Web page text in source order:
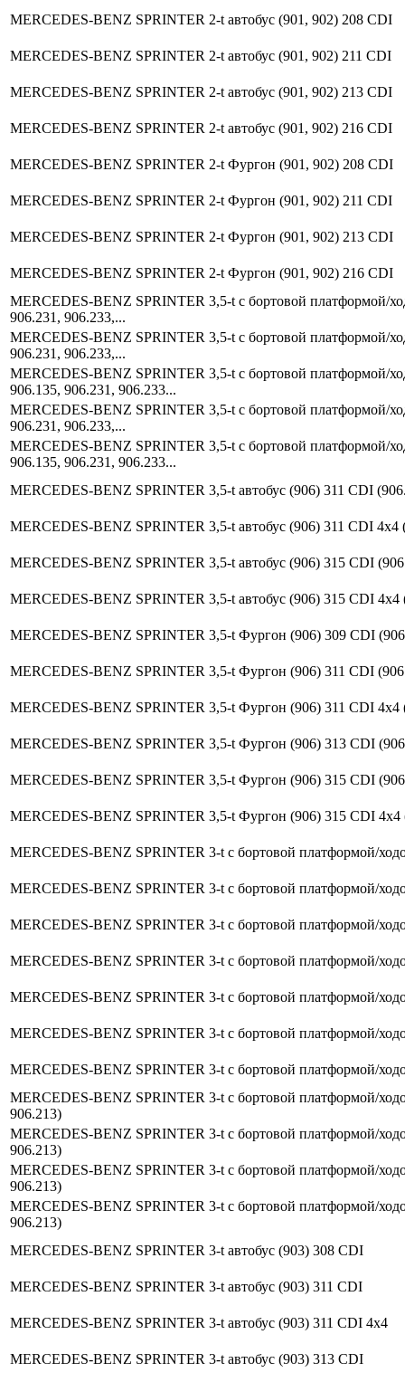
MERCEDES-BENZ SPRINTER 2-t автобус (901, 902) 208 CDI
MERCEDES-BENZ SPRINTER 2-t автобус (901, 902) 211 CDI
MERCEDES-BENZ SPRINTER 2-t автобус (901, 902) 213 CDI
MERCEDES-BENZ SPRINTER 2-t автобус (901, 902) 216 CDI
MERCEDES-BENZ SPRINTER 2-t Фургон (901, 902) 208 CDI
MERCEDES-BENZ SPRINTER 2-t Фургон (901, 902) 211 CDI
MERCEDES-BENZ SPRINTER 2-t Фургон (901, 902) 213 CDI
MERCEDES-BENZ SPRINTER 2-t Фургон (901, 902) 216 CDI
MERCEDES-BENZ SPRINTER 3,5-t c бортовой платформой/
906.231, 906.233,...
MERCEDES-BENZ SPRINTER 3,5-t c бортовой платформой/
906.231, 906.233,...
MERCEDES-BENZ SPRINTER 3,5-t c бортовой платформой/
906.135, 906.231, 906.233...
MERCEDES-BENZ SPRINTER 3,5-t c бортовой платформой/
906.231, 906.233,...
MERCEDES-BENZ SPRINTER 3,5-t c бортовой платформой/
906.135, 906.231, 906.233...
MERCEDES-BENZ SPRINTER 3,5-t автобус (906) 311 CDI
MERCEDES-BENZ SPRINTER 3,5-t автобус (906) 311 CDI 4x4
MERCEDES-BENZ SPRINTER 3,5-t автобус (906) 315 CDI
MERCEDES-BENZ SPRINTER 3,5-t автобус (906) 315 CDI 4x4
MERCEDES-BENZ SPRINTER 3,5-t Фургон (906) 309 CDI
MERCEDES-BENZ SPRINTER 3,5-t Фургон (906) 311 CDI
MERCEDES-BENZ SPRINTER 3,5-t Фургон (906) 311 CDI 4x4
MERCEDES-BENZ SPRINTER 3,5-t Фургон (906) 313 CDI
MERCEDES-BENZ SPRINTER 3,5-t Фургон (906) 315 CDI
MERCEDES-BENZ SPRINTER 3,5-t Фургон (906) 315 CDI 4x4
MERCEDES-BENZ SPRINTER 3-t c бортовой платформой/
MERCEDES-BENZ SPRINTER 3-t c бортовой платформой/
MERCEDES-BENZ SPRINTER 3-t c бортовой платформой/
MERCEDES-BENZ SPRINTER 3-t c бортовой платформой/
MERCEDES-BENZ SPRINTER 3-t c бортовой платформой/
MERCEDES-BENZ SPRINTER 3-t c бортовой платформой/
MERCEDES-BENZ SPRINTER 3-t c бортовой платформой/
MERCEDES-BENZ SPRINTER 3-t c бортовой платформой/
906.213)
MERCEDES-BENZ SPRINTER 3-t c бортовой платформой/
906.213)
MERCEDES-BENZ SPRINTER 3-t c бортовой платформой/
906.213)
MERCEDES-BENZ SPRINTER 3-t c бортовой платформой/
906.213)
MERCEDES-BENZ SPRINTER 3-t автобус (903) 308 CDI
MERCEDES-BENZ SPRINTER 3-t автобус (903) 311 CDI
MERCEDES-BENZ SPRINTER 3-t автобус (903) 311 CDI 4x4
MERCEDES-BENZ SPRINTER 3-t автобус (903) 313 CDI